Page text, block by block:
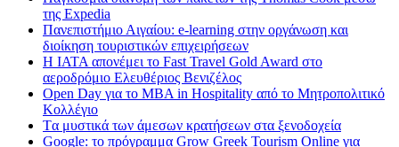
της Expedia
Πανεπιστήμιο Αιγαίου: e-learning στην οργάνωση και
διοίκηση τουριστικών επιχειρήσεων
Η IATA απονέμει το Fast Travel Gold Award στο
αεροδρόμιο Ελευθέριος Βενιζέλος
Open Day για το MBA in Hospitality από το Μητροπολιτικό
Κολλέγιο
Tα μυστικά των άμεσων κρατήσεων στα ξενοδοχεία
Google: το πρόγραμμα Grow Greek Tourism Online για